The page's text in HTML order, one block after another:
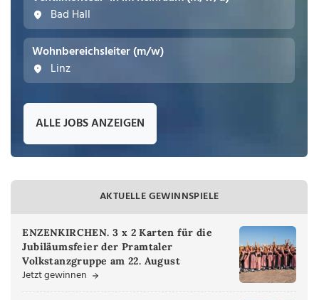
Bad Hall
Wohnbereichsleiter (m/w)
Linz
ALLE JOBS ANZEIGEN
AKTUELLE GEWINNSPIELE
ENZENKIRCHEN. 3 x 2 Karten für die
Jubiläumsfeier der Pramtaler
Volkstanzgruppe am 22. August
Jetzt gewinnen